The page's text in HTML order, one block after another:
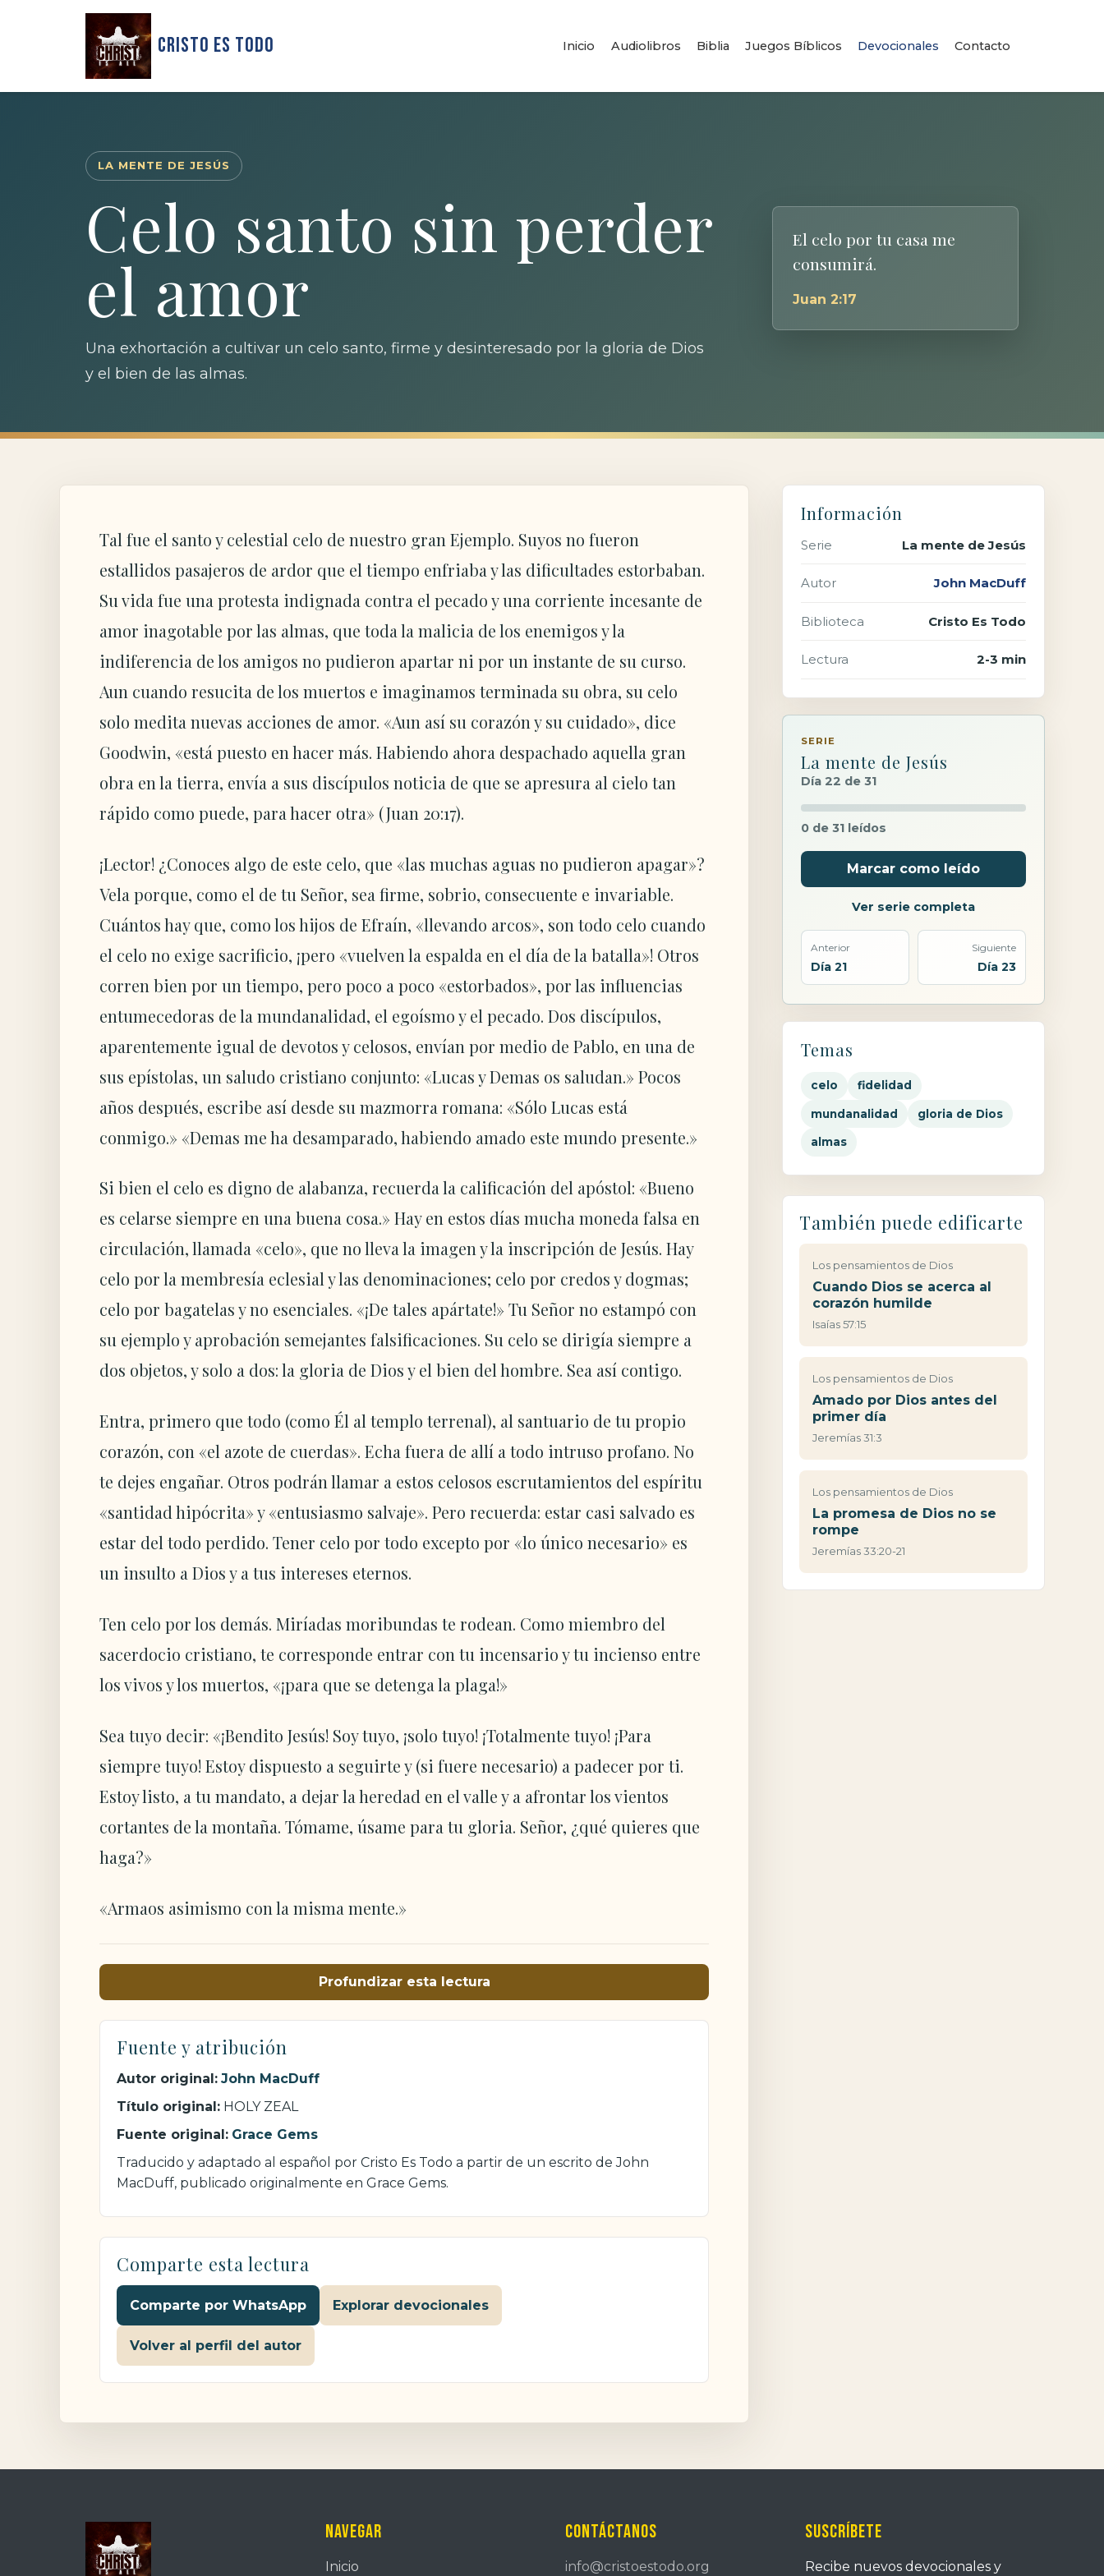
Cristo Es Todo Inicio Audiolibros Biblia Juegos Bíblicos Devocionales Contacto
LA MENTE DE JESÚS
Celo santo sin perder
el amor
Una exhortación a cultivar un celo santo, firme y desinteresado por la gloria de Dios
y el bien de las almas.
El celo por tu casa me
consumirá.
Juan 2:17
Tal fue el santo y celestial celo de nuestro gran Ejemplo. Suyos no fueron
estallidos pasajeros de ardor que el tiempo enfriaba y las dificultades estorbaban.
Su vida fue una protesta indignada contra el pecado y una corriente incesante de
amor inagotable por las almas, que toda la malicia de los enemigos y la
indiferencia de los amigos no pudieron apartar ni por un instante de su curso.
Aun cuando resucita de los muertos e imaginamos terminada su obra, su celo
solo medita nuevas acciones de amor. «Aun así su corazón y su cuidado», dice
Goodwin, «está puesto en hacer más. Habiendo ahora despachado aquella gran
obra en la tierra, envía a sus discípulos noticia de que se apresura al cielo tan
rápido como puede, para hacer otra» (Juan 20:17).
¡Lector! ¿Conoces algo de este celo, que «las muchas aguas no pudieron apagar»?
Vela porque, como el de tu Señor, sea firme, sobrio, consecuente e invariable.
Cuántos hay que, como los hijos de Efraín, «llevando arcos», son todo celo cuando
el celo no exige sacrificio, ¡pero «vuelven la espalda en el día de la batalla»! Otros
corren bien por un tiempo, pero poco a poco «estorbados», por las influencias
entumecedoras de la mundanalidad, el egoísmo y el pecado. Dos discípulos,
aparentemente igual de devotos y celosos, envían por medio de Pablo, en una de
sus epístolas, un saludo cristiano conjunto: «Lucas y Demas os saludan.» Pocos
años después, escribe así desde su mazmorra romana: «Sólo Lucas está
conmigo.» «Demas me ha desamparado, habiendo amado este mundo presente.»
Si bien el celo es digno de alabanza, recuerda la calificación del apóstol: «Bueno
es celarse siempre en una buena cosa.» Hay en estos días mucha moneda falsa en
circulación, llamada «celo», que no lleva la imagen y la inscripción de Jesús. Hay
celo por la membresía eclesial y las denominaciones; celo por credos y dogmas;
celo por bagatelas y no esenciales. «¡De tales apártate!» Tu Señor no estampó con
su ejemplo y aprobación semejantes falsificaciones. Su celo se dirigía siempre a
dos objetos, y solo a dos: la gloria de Dios y el bien del hombre. Sea así contigo.
Entra, primero que todo (como Él al templo terrenal), al santuario de tu propio
corazón, con «el azote de cuerdas». Echa fuera de allí a todo intruso profano. No
te dejes engañar. Otros podrán llamar a estos celosos escrutamientos del espíritu
«santidad hipócrita» y «entusiasmo salvaje». Pero recuerda: estar casi salvado es
estar del todo perdido. Tener celo por todo excepto por «lo único necesario» es
un insulto a Dios y a tus intereses eternos.
Ten celo por los demás. Miríadas moribundas te rodean. Como miembro del
sacerdocio cristiano, te corresponde entrar con tu incensario y tu incienso entre
los vivos y los muertos, «¡para que se detenga la plaga!»
Sea tuyo decir: «¡Bendito Jesús! Soy tuyo, ¡solo tuyo! ¡Totalmente tuyo! ¡Para
siempre tuyo! Estoy dispuesto a seguirte y (si fuere necesario) a padecer por ti.
Estoy listo, a tu mandato, a dejar la heredad en el valle y a afrontar los vientos
cortantes de la montaña. Tómame, úsame para tu gloria. Señor, ¿qué quieres que
haga?»
«Armaos asimismo con la misma mente.»
Profundizar esta lectura
Fuente y atribución
Autor original: John MacDuff
Título original: HOLY ZEAL
Fuente original: Grace Gems
Traducido y adaptado al español por Cristo Es Todo a partir de un escrito de John
MacDuff, publicado originalmente en Grace Gems.
Comparte esta lectura
Comparte por WhatsApp Explorar devocionales
Volver al perfil del autor
Información
Serie La mente de Jesús
Autor John MacDuff
Biblioteca Cristo Es Todo
Lectura 2-3 min
SERIE
La mente de Jesús
Día 22 de 31
0 de 31 leídos
Marcar como leído
Ver serie completa
Anterior
Día 21
Siguiente
Día 23
Temas
celo fidelidad
mundanalidad gloria de Dios
almas
También puede edificarte
Los pensamientos de Dios
Cuando Dios se acerca al
corazón humilde
Isaías 57:15
Los pensamientos de Dios
Amado por Dios antes del
primer día
Jeremías 31:3
Los pensamientos de Dios
La promesa de Dios no se
rompe
Jeremías 33:20-21
Navegar
Inicio
Contáctanos
info@cristoestodo.org
Suscríbete
Recibe nuevos devocionales y